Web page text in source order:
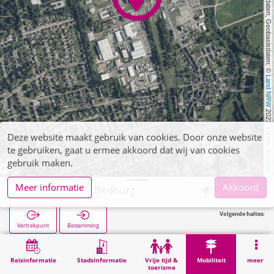
, Kartendaten, Geobasisdaten: ©
Land NRW
2021, Lizenz
dl-de/by-2-0
Reisinformatie Stadsinformatie
Vrije tijd &
toerisme
Mobiliteit meer
Bedburg, P+R Bedburg
Vertrekpunt Bestemming
Volgende haltes:
Mobiliteit Bedburg, P+R Bedburg
Deze website maakt gebruik van cookies. Door onze website
te gebruiken, gaat u ermee akkoord dat wij van cookies
gebruik maken.
Meer informatie
Akkoord